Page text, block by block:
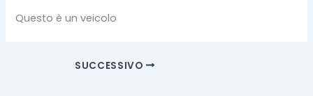
Questo è un veicolo
SUCCESSIVO